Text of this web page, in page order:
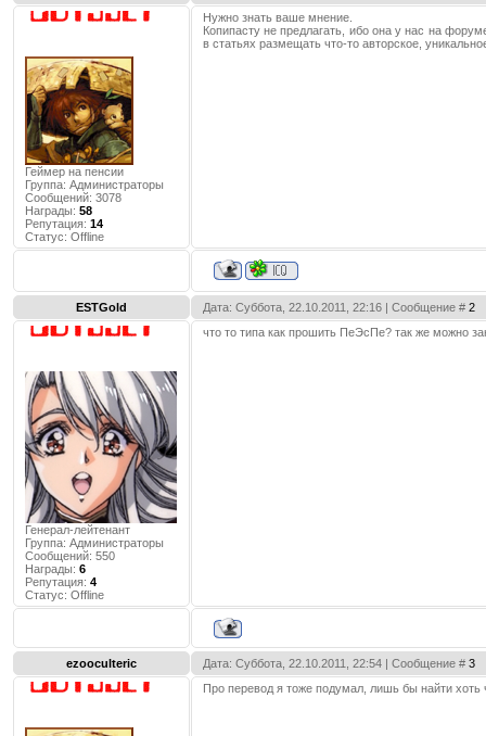
Геймер на пенсии
Группа: Администраторы
Сообщений: 3078
Награды: 58
Репутация: 14
Статус: Offline
Нужно знать ваше мнение.
Копипасту не предлагать, ибо она у нас на
в статьях размещать что-то авторское,
ESTGold Дата: Суббота, 22.10.2011, 22:16 | Сообщение # 2
Генерал-лейтенант
Группа: Администраторы
Сообщений: 550
Награды: 6
Репутация: 4
Статус: Offline
что то типа как прошить ПеЭсПе? так же можно
ezooculteric Дата: Суббота, 22.10.2011, 22:54 | Сообщение # 3
Про перевод я тоже подумал, лишь бы найти хоть